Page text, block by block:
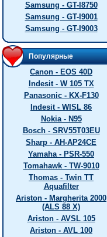
Samsung - GT-I8750
Samsung - GT-I9001
Samsung - GT-I9003
Популярные
Canon - EOS 40D
Indesit - W 105 TX
Panasonic - KX-F130
Indesit - WISL 86
Nokia - N95
Bosch - SRV55T03EU
Sharp - AH-AP24CE
Yamaha - PSR-550
Tomahawk - TW-9010
Thomas - Twin TT
Aquafilter
Ariston - Margherita 2000
(ALS 88 X)
Ariston - AVSL 105
Ariston - AVL 100